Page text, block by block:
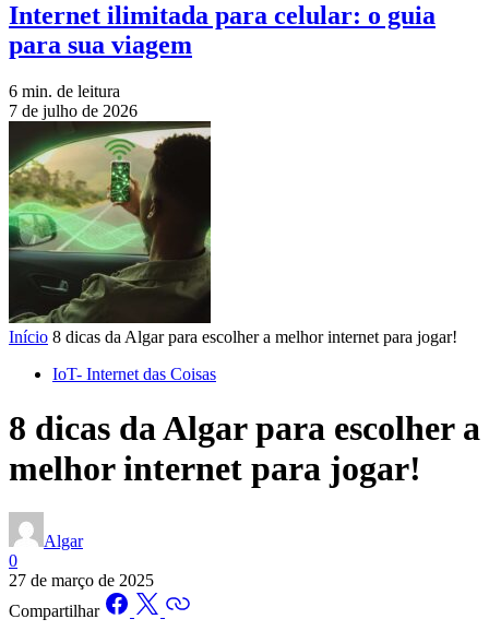
Internet ilimitada para celular: o guia
para sua viagem
6 min. de leitura
7 de julho de 2026
Início 8 dicas da Algar para escolher a melhor internet para jogar!
IoT- Internet das Coisas
8 dicas da Algar para escolher a
melhor internet para jogar!
Algar
0
27 de março de 2025
Compartilhar